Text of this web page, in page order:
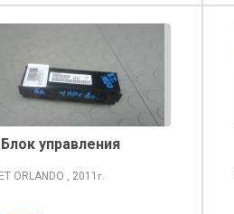
Блок управления
ORLANDO , 2011 г.